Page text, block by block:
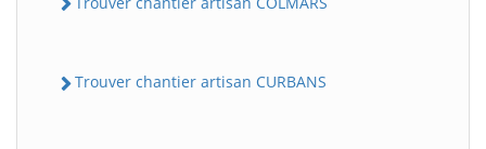
Trouver chantier artisan CURBANS